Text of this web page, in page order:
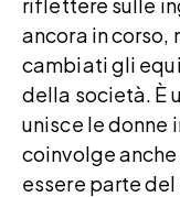
ancora in corso,
cambiati gli
della società. È
unisce le donne
coinvolge
essere parte